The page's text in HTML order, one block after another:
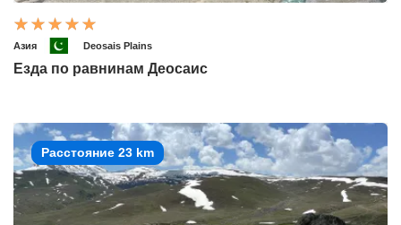
Азия Deosais Plains
Езда по равнинам Деосаис
Расстояние 23 km